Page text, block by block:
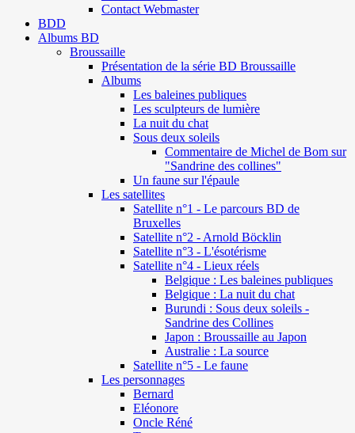
Contact Webmaster
BDD
Albums BD
Broussaille
Présentation de la série BD Broussaille
Albums
Les baleines publiques
Les sculpteurs de lumière
La nuit du chat
Sous deux soleils
Commentaire de Michel de Bom sur
"Sandrine des collines"
Un faune sur l'épaule
Les satellites
Satellite n°1 - Le parcours BD de
Bruxelles
Satellite n°2 - Arnold Böcklin
Satellite n°3 - L'ésotérisme
Satellite n°4 - Lieux réels
Belgique : Les baleines publiques
Belgique : La nuit du chat
Burundi : Sous deux soleils -
Sandrine des Collines
Japon : Broussaille au Japon
Australie : La source
Satellite n°5 - Le faune
Les personnages
Bernard
Eléonore
Oncle Réné